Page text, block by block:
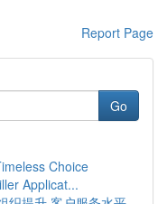
Report Page
Go
Choice
Applicat...